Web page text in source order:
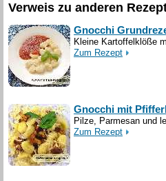
Verweis zu anderen
Gnocchi
Kleine Kartoffelklöße
Zum Rezept
Gnocchi mit
Pilze, Parmesan und
Zum Rezept